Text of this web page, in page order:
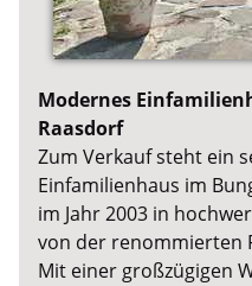
Modernes
Raasdorf
Zum Verkauf steht ein
Einfamilienhaus im
im Jahr 2003 in
von der renommierten
Mit einer großzügigen